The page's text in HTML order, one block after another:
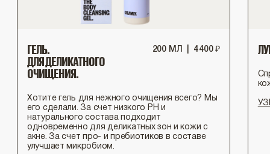
ГЕЛЬ.
ДЛЯ ДЕЛИКАТНОГО
ОЧИЩЕНИЯ.
200 МЛ 4 400 ₽
Хотите гель для нежного очищения всего? Мы
его сделали. За счет низкого PH и
натурального состава подходит
одновременно для деликатных зон и кожи с
акне. За счет про- и пребиотиков в составе
улучшает микробиом.